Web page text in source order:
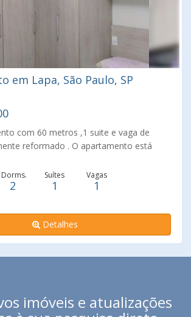
em Lapa, São Paulo, SP
com 60 metros ,1 suite e vaga de
reformado . O apartamento está
,mercado municipal e sacolão . O
uma ampla sala com ótima iluminação
Bairro tranquilo e arborizado ,venha
lar .. Agende sua visita !
Dorms.
2
Suítes
1
Vagas
1
Detalhes
imóveis e atualizações